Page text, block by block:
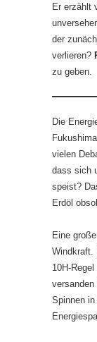
Er erzählt
der
verlieren?
zu geben.
Die
vielen
dass sich
speist?
Erdöl
Eine
Windkraft.
10H-
versanden
Spinnen